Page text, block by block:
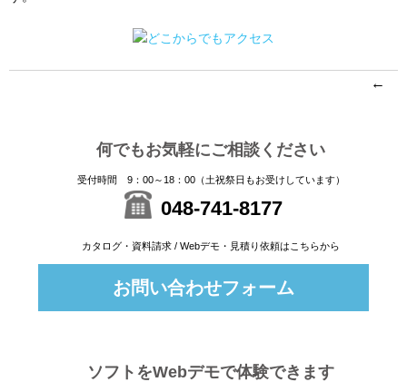
←
何でもお気軽にご相談ください
受付時間 9：00～18：00（土祝祭日もお受けしています）
048-741-8177
カタログ・資料請求 / Webデモ・見積り依頼はこちらから
お問い合わせフォーム
ソフトをWebデモで体験できます